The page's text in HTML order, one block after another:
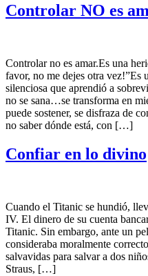
Controlar NO es
Controlar no es amar.Es una
favor, no me dejes otra vez!”Es
silenciosa que aprendió a
no se sana…se transforma en
puede sostener, se disfraza de
no saber dónde está, con […]
Confiar en lo divino
Cuando el Titanic se hundió,
IV. El dinero de su cuenta
Titanic. Sin embargo, ante un
consideraba moralmente
salvavidas para salvar a dos
Straus, […]